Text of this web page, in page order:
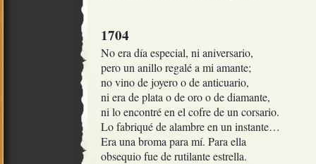
1704
No era día especial, ni aniversario,
pero un anillo regalé a mi amante;
no vino de joyero o de anticuario,
ni era de plata o de oro o de diamante,
ni lo encontré en el cofre de un corsario.
Lo fabriqué de alambre en un instante…
Era una broma para mí. Para ella
obsequio fue de rutilante estrella.